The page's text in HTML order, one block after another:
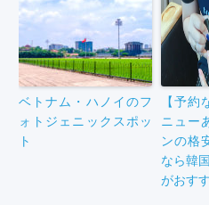
ベトナム・ハノイのフ
ォトジェニックスポッ
ト
【予
ニュー
ンの格
なら韓
がおす